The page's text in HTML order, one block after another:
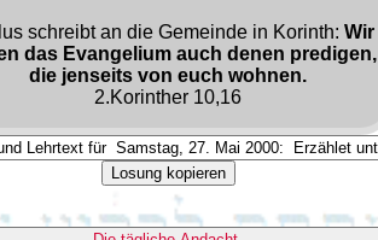
schreibt an die Gemeinde in Korinth: Wir
das Evangelium auch denen predigen,
die jenseits von euch wohnen.
2.Korinther 10,16
Losung kopieren